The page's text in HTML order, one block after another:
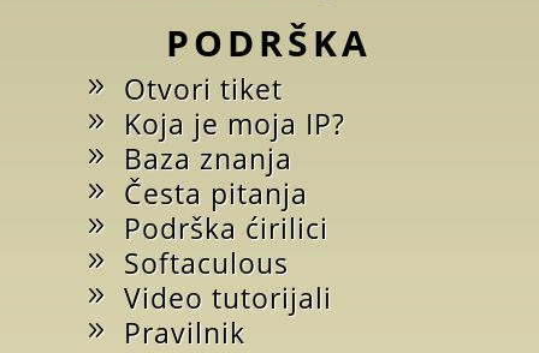
PODRŠKA
Otvori tiket
Koja je moja IP?
Baza znanja
Česta pitanja
Podrška ćirilici
Softaculous
Video tutorijali
Pravilnik